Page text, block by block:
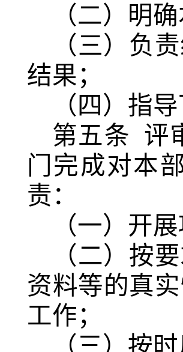
（二）明
（三）负
结果；
（四）指
第五条 评
门完成对本
责：
（一）开
（二）按
资料等的真
工作；
（三）按